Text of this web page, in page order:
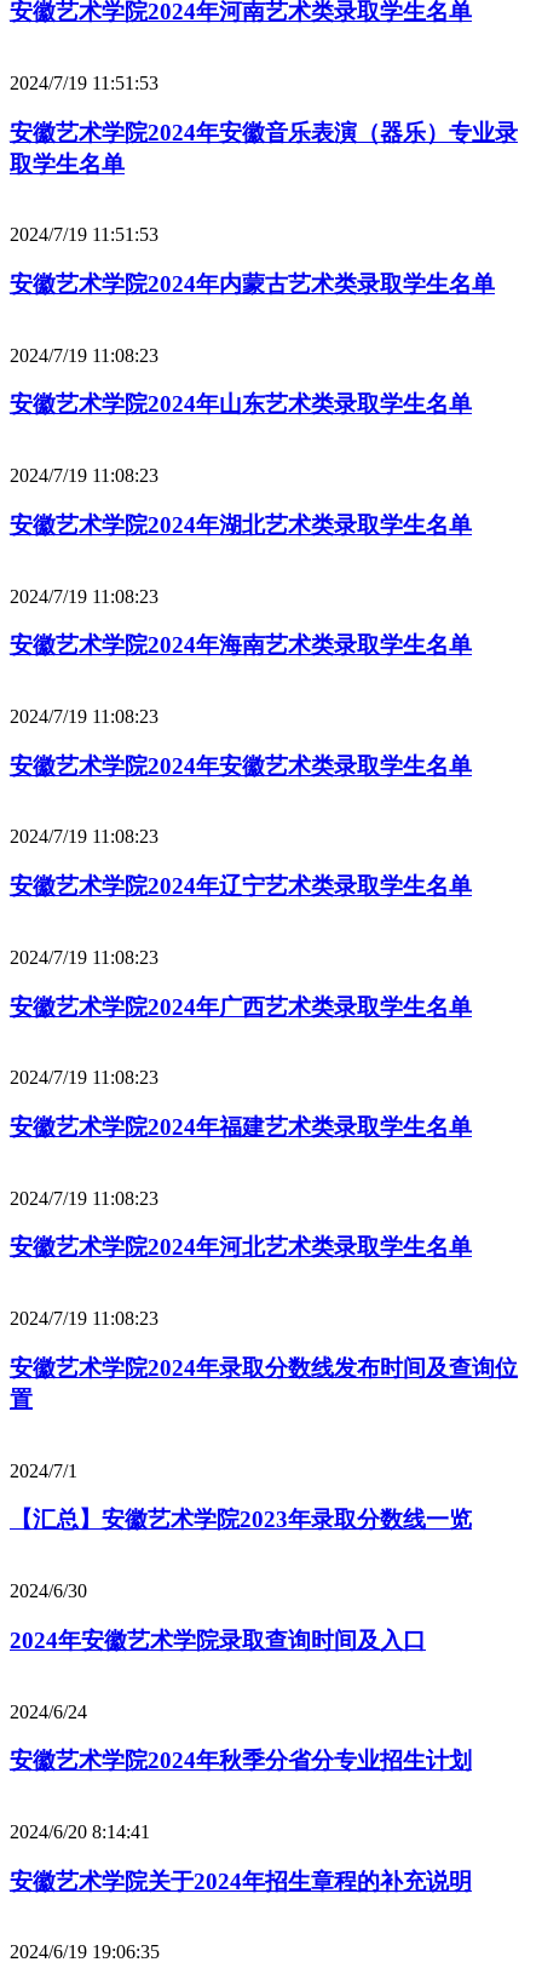
安徽艺术学院2024年河南艺术类录取学生名单
2024/7/19 11:51:53
安徽艺术学院2024年安徽音乐表演（器乐）专业录
取学生名单
2024/7/19 11:51:53
安徽艺术学院2024年内蒙古艺术类录取学生名单
2024/7/19 11:08:23
安徽艺术学院2024年山东艺术类录取学生名单
2024/7/19 11:08:23
安徽艺术学院2024年湖北艺术类录取学生名单
2024/7/19 11:08:23
安徽艺术学院2024年海南艺术类录取学生名单
2024/7/19 11:08:23
安徽艺术学院2024年安徽艺术类录取学生名单
2024/7/19 11:08:23
安徽艺术学院2024年辽宁艺术类录取学生名单
2024/7/19 11:08:23
安徽艺术学院2024年广西艺术类录取学生名单
2024/7/19 11:08:23
安徽艺术学院2024年福建艺术类录取学生名单
2024/7/19 11:08:23
安徽艺术学院2024年河北艺术类录取学生名单
2024/7/19 11:08:23
安徽艺术学院2024年录取分数线发布时间及查询位
置
2024/7/1
【汇总】安徽艺术学院2023年录取分数线一览
2024/6/30
2024年安徽艺术学院录取查询时间及入口
2024/6/24
安徽艺术学院2024年秋季分省分专业招生计划
2024/6/20 8:14:41
安徽艺术学院关于2024年招生章程的补充说明
2024/6/19 19:06:35